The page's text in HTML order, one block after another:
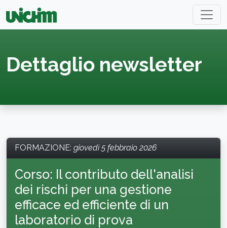
Dettaglio newsletter
FORMAZIONE: giovedì 5 febbraio 2026
Corso: Il contributo dell'analisi
dei rischi per una gestione
efficace ed efficiente di un
laboratorio di prova